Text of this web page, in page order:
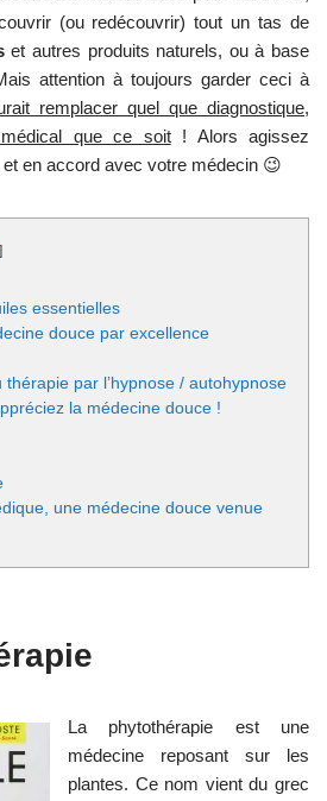
(ou redécouvrir) tout un tas de
et autres produits naturels, ou à base
attention à toujours garder ceci à
remplacer quel que diagnostique,
que ce soit! Alors agissez
en accord avec votre médecin 😉
essentielles
douce par excellence
par l’hypnose / autohypnose
la médecine douce !
une médecine douce venue
La phytothérapie est une
médecine reposant sur les
plantes. Ce nom vient du grec